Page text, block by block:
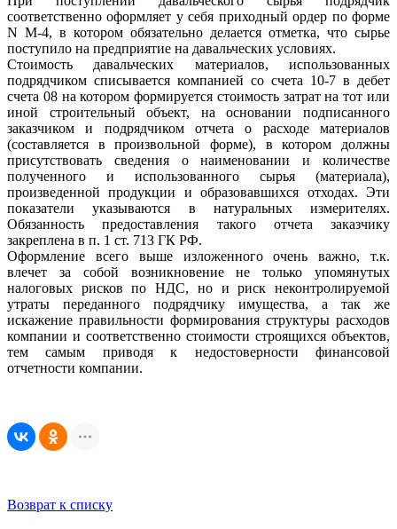
соответственно оформляет у себя приходный ордер по форме
N М-4, в котором обязательно делается отметка, что сырье
поступило на предприятие на давальческих условиях.
Стоимость давальческих материалов, использованных
подрядчиком списывается компанией со счета 10-7 в дебет
счета 08 на котором формируется стоимость затрат на тот или
иной строительный объект, на основании подписанного
заказчиком и подрядчиком отчета о расходе материалов
(составляется в произвольной форме), в котором должны
присутствовать сведения о наименовании и количестве
полученного и использованного сырья (материала),
произведенной продукции и образовавшихся отходах. Эти
показатели указываются в натуральных измерителях.
Обязанность предоставления такого отчета заказчику
закреплена в п. 1 ст. 713 ГК РФ.
Оформление всего выше изложенного очень важно, т.к.
влечет за собой возникновение не только упомянутых
налоговых рисков по НДС, но и риск неконтролируемой
утраты переданного подрядчику имущества, а так же
искажение правильности формирования структуры расходов
компании и соответственно стоимости строящихся объектов,
тем самым приводя к недостоверности финансовой
отчетности компании.
Возврат к списку